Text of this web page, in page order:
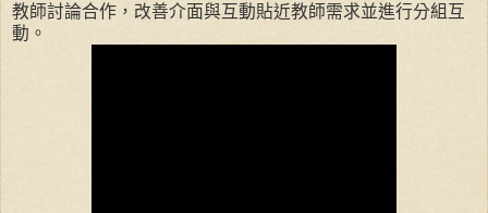
教師討論合作，改善介面與互動貼近教師需求並進行分組互
動。